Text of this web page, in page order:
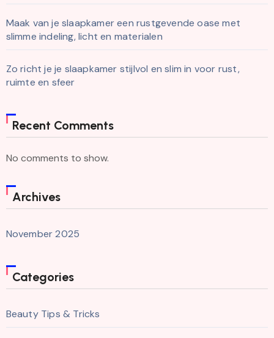
Maak van je slaapkamer een rustgevende oase met
slimme indeling, licht en materialen
Zo richt je je slaapkamer stijlvol en slim in voor rust,
ruimte en sfeer
Recent Comments
No comments to show.
Archives
November 2025
Categories
Beauty Tips & Tricks